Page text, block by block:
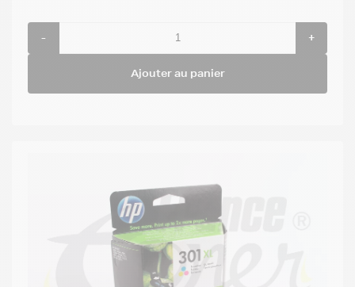
- +
Ajouter au panier